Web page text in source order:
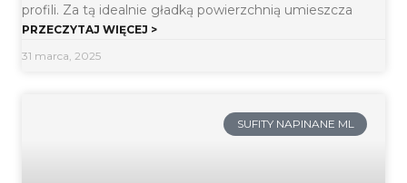
profili. Za tą idealnie gładką powierzchnią umieszcza
PRZECZYTAJ WIĘCEJ >
31 marca, 2025
SUFITY NAPINANE ML